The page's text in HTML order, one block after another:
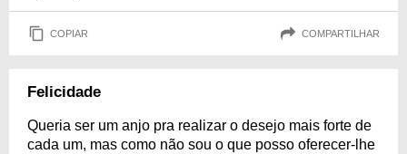
COPIAR COMPARTILHAR
Felicidade
Queria ser um anjo pra realizar o desejo mais forte de
cada um, mas como não sou o que posso oferecer-lhe